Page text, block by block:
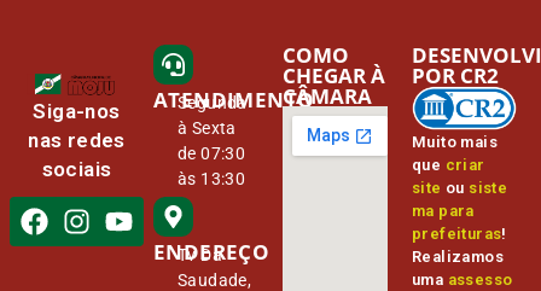
Siga-nos
nas redes
sociais
ATENDIMENTO
Segunda
à Sexta
de 07:30
às 13:30
ENDEREÇO
Tv Da
Saudade,
COMO
CHEGAR À
CÂMARA
Muito mais
que criar
site ou siste
ma para
prefeituras!
Realizamos
uma assesso
POR CR2